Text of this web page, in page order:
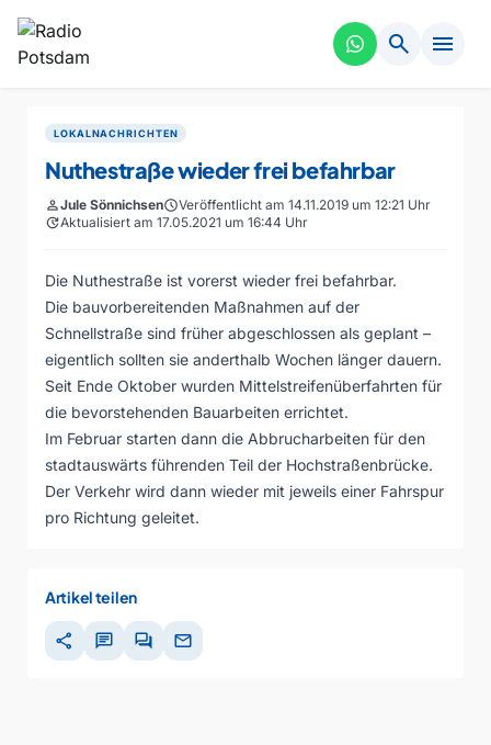
search menu
LOKALNACHRICHTEN
Nuthestraße wieder frei befahrbar
personJule SönnichsenscheduleVeröffentlicht am 14.11.2019 um 12:21 Uhr
updateAktualisiert am 17.05.2021 um 16:44 Uhr
Die Nuthestraße ist vorerst wieder frei befahrbar.
Die bauvorbereitenden Maßnahmen auf der
Schnellstraße sind früher abgeschlossen als geplant –
eigentlich sollten sie anderthalb Wochen länger dauern.
Seit Ende Oktober wurden Mittelstreifenüberfahrten für
die bevorstehenden Bauarbeiten errichtet.
Im Februar starten dann die Abbrucharbeiten für den
stadtauswärts führenden Teil der Hochstraßenbrücke.
Der Verkehr wird dann wieder mit jeweils einer Fahrspur
pro Richtung geleitet.
Artikel teilen
share chat forum mail